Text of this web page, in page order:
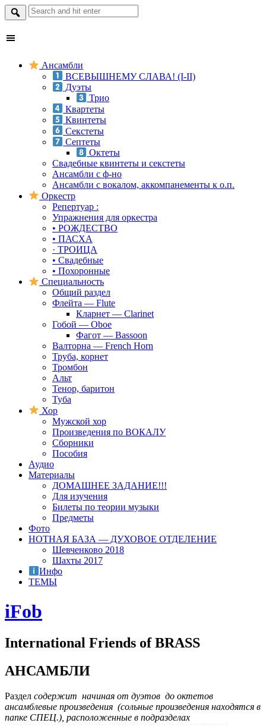
Search
for:
Skip
Ансамбли
ВСЕВЫШНЕМУ СЛАВА! (I-II)
Дуэты
Трио
Квартеты
Квинтеты
Секстеты
Септеты
Октеты
Свадебные квинтеты и секстеты
Ансамбли с ф-но
Ансамбли с вокалом, аккомпанементы к о.п.
Оркестр
Репертуар :
Упражнения для оркестра
• РОЖДЕСТВО
• ПАСХА
· ТРОИЦА
• Свадебные
• Похоронные
Специальность
Общий раздел
Флейта — Flute
Кларнет — Clarinet
Гобой — Oboe
Фагот — Bassoon
Валторна — French Horn
Труба, корнет
Тромбон
Альт
Тенор, баритон
Туба
Хор
Мужской хор
Произведения по ВОКАЛУ
Сборники
Пособия
Аудио
Материалы
ДОМАШНЕЕ ЗАДАНИЕ!!!
Для изучения
Билеты по теории музыки
Предметы
Фото
НОТНАЯ БАЗА — ДУХОВОЕ ОТДЕЛЕНИЕ
Шевченково 2018
Шахты 2017
Инфо
ТЕМЫ
iFob
International Friends of BRASS
АНСАМБЛИ
Раздел содержит начиная от дуэтов до октетов
ансамблевые произведения (сольные произведения находятся в
папке СПЕЦ.), расположенные в подразделах